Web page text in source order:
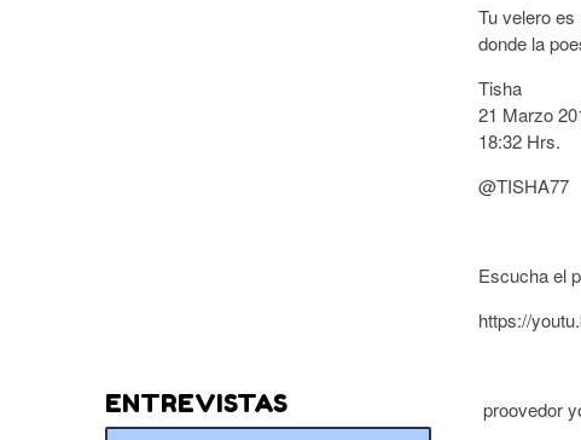
Tu velero
donde la
Tisha
21 Marzo
18:32 Hrs.
@TISHA77
Escucha el
https://
proovedor
ENTREVISTAS